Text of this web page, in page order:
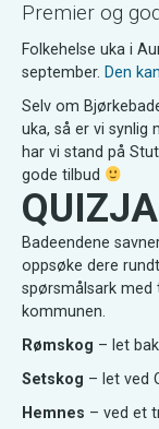
Premier og
Folkehelse uka i
september. Den
Selv om
uka, så er vi synlig
har vi stand på
gode tilbud
Badeendene
oppsøke dere
spørsmålsark med
kommunen.
Rømskog – let
Setskog – let ved
Hemnes – ved et